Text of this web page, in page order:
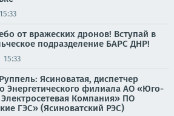
15:33
от вражеских дронов! Вступай в
подразделение БАРС ДНР!
15:33
Ясиноватая, диспетчер
Энергетического филиала АО «Юго-
Компания» ПО
ГЭС» (Ясиноватский РЭС)